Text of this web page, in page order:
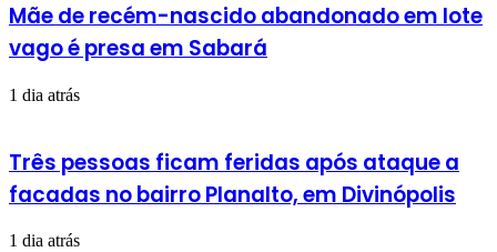
Mãe de recém-nascido abandonado em lote
vago é presa em Sabará
1 dia atrás
Três pessoas ficam feridas após ataque a
facadas no bairro Planalto, em Divinópolis
1 dia atrás